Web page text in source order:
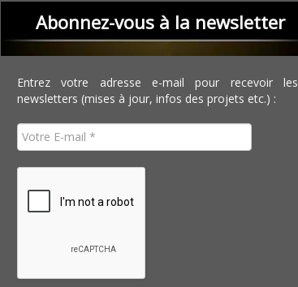
Abonnez-vous à la newsletter
Entrez votre adresse e-mail pour recevoir les
newsletters (mises à jour, infos des projets etc.) :